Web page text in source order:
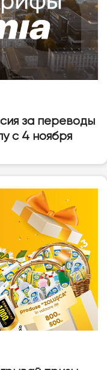
за переводы
с 4 ноября